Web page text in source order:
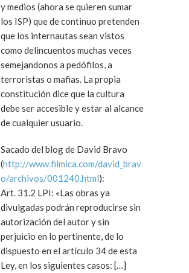
y medios (ahora se quieren sumar
los ISP) que de continuo pretenden
que los internautas sean vistos
como delincuentos muchas veces
semejandonos a pedófilos, a
terroristas o mafias. La propia
constitución dice que la cultura
debe ser accesible y estar al alcance
de cualquier usuario.
Sacado del blog de David Bravo
(http://www.filmica.com/david_brav
o/archivos/001240.html):
Art. 31.2 LPI: «Las obras ya
divulgadas podrán reproducirse sin
autorización del autor y sin
perjuicio en lo pertinente, de lo
dispuesto en el artículo 34 de esta
Ley, en los siguientes casos: […]